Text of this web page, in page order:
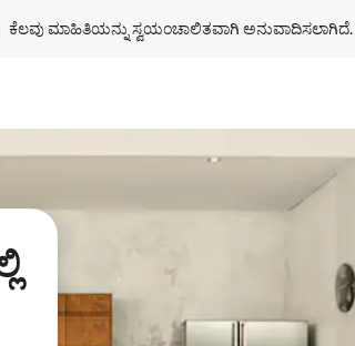
ಕೆಲವು ಮಾಹಿತಿಯನ್ನು ಸ್ವಯಂಚಾಲಿತವಾಗಿ ಅನುವಾದಿಸಲಾಗಿದೆ.